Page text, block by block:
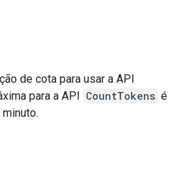
de cota para usar a API
para a API CountTokens é